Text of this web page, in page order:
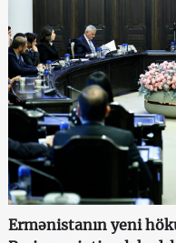
Ermənistanın yeni